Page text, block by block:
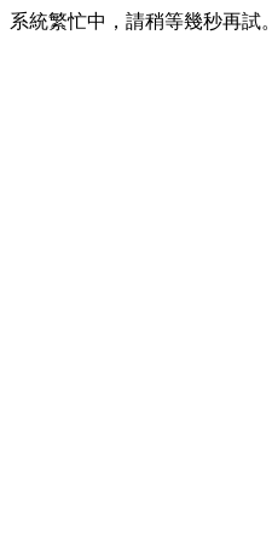
系統繁忙中，請稍等幾秒再試。